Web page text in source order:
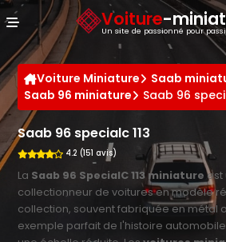
Voiture-
Un site de passionné pour
Voiture Miniature
Saab
Saab 96 miniature
Saab 96
Saab 96 specialc 113
4.2 (151 avis)
La Saab 96 SpecialC 113 miniatureest
collectionneur de voitures en modèle
collection, souvent fabriquée en métal
exemple parfait de l'histoire
Panneau de gestion des cookies